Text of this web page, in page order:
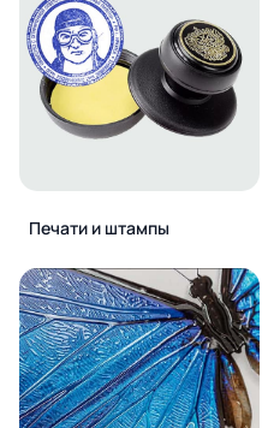
Печати и штампы